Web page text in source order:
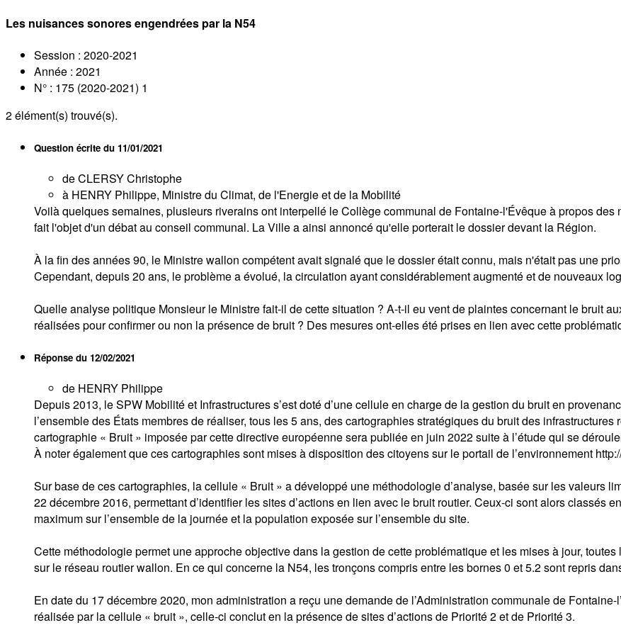
Les nuisances sonores engendrées par la N54
Session : 2020-2021
Année : 2021
N° : 175 (2020-2021) 1
2élément(s) trouvé(s).
Question écrite du 11/01/2021
de CLERSY Christophe
à HENRY Philippe, Ministre du Climat, de l'Energie et de la Mobilité
Voilà quelques semaines, plusieurs riverains ont interpellé le Collège communal de Fontaine-l'Évêque à propos
fait l'objet d'un débat au conseil communal. La Ville a ainsi annoncé qu'elle porterait le dossier devant la Région.
À la fin des années 90, le Ministre wallon compétent avait signalé que le dossier était connu, mais n'était pas une
Cependant, depuis 20 ans, le problème a évolué, la circulation ayant considérablement augmenté et de nouveaux
Quelle analyse politique Monsieur le Ministre fait-il de cette situation ? A-t-il eu vent de plaintes concernant le bruit
réalisées pour confirmer ou non la présence de bruit ? Des mesures ont-elles été prises en lien avec cette
Réponse du 12/02/2021
de HENRY Philippe
Depuis 2013, le SPW Mobilité et Infrastructures s’est doté d’une cellule en charge de la gestion du bruit en
l’ensemble des États membres de réaliser, tous les 5 ans, des cartographies stratégiques du bruit des
cartographie « Bruit » imposée par cette directive européenne sera publiée en juin 2022 suite à l’étude qui se
À noter également que ces cartographies sont mises à disposition des citoyens sur le portail de l’environnement
Sur base de ces cartographies, la cellule « Bruit » a développé une méthodologie d’analyse, basée sur les valeurs
22 décembre 2016, permettant d’identifier les sites d’actions en lien avec le bruit routier. Ceux-ci sont alors classés
maximum sur l’ensemble de la journée et la population exposée sur l’ensemble du site.
Cette méthodologie permet une approche objective dans la gestion de cette problématique et les mises à jour,
sur le réseau routier wallon. En ce qui concerne la N54, les tronçons compris entre les bornes 0 et 5.2 sont repris
En date du 17 décembre 2020, mon administration a reçu une demande de l’Administration communale de
réalisée par la cellule « bruit », celle-ci conclut en la présence de sites d’actions de Priorité 2 et de Priorité 3.